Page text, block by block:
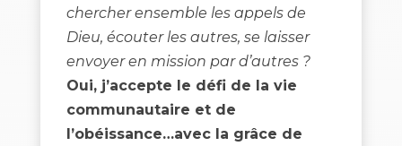
chercher ensemble les appels de
Dieu, écouter les autres, se laisser
envoyer en mission par d’autres ?
Oui, j’accepte le défi de la vie
communautaire et de
l’obéissance…avec la grâce de